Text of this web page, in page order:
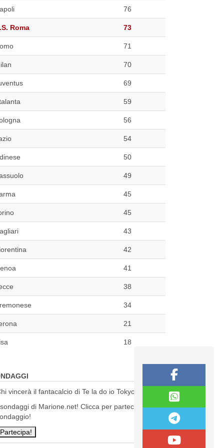
76
Roma 73
71
70
69
59
56
54
50
49
45
45
43
42
41
38
34
21
18
vincerà il fantacalcio di Te la do io Tokyo?
di Marione.net! Clicca per partecipare al